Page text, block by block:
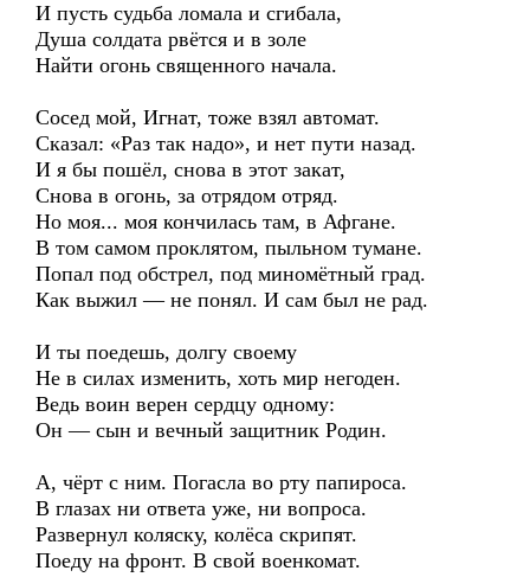
И пусть судьба ломала и сгибала,
Душа солдата рвётся и в золе
Найти огонь священного начала.
Сосед мой, Игнат, тоже взял автомат.
Сказал: «Раз так надо», и нет пути назад.
И я бы пошёл, снова в этот закат,
Снова в огонь, за отрядом отряд.
Но моя... моя кончилась там, в Афгане.
В том самом проклятом, пыльном тумане.
Попал под обстрел, под миномётный град.
Как выжил — не понял. И сам был не рад.
И ты поедешь, долгу своему
Не в силах изменить, хоть мир негоден.
Ведь воин верен сердцу одному:
Он — сын и вечный защитник Родин.
А, чёрт с ним. Погасла во рту папироса.
В глазах ни ответа уже, ни вопроса.
Развернул коляску, колёса скрипят.
Поеду на фронт. В свой военкомат.